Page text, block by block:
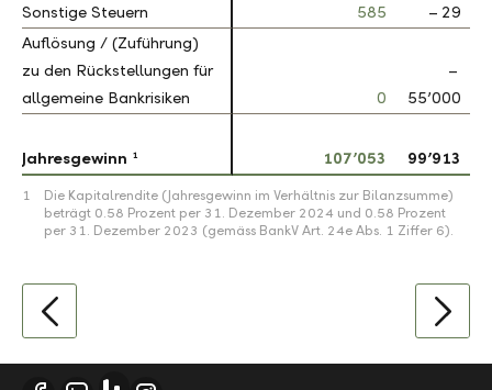
Sonstige Steuern
585
– 29
Auflösung / (Zuführung)
zu den Rückstellungen für
allgemeine Bankrisiken
0
–
55’000
Jahresgewinn 1 107’053 99’913
Sonstige Steuern
Auflösung / (Zuführung)
zu den Rückstellungen für
allgemeine Bankrisiken
Jahresgewinn 1
1
Die Kapitalrendite (Jahresgewinn im Verhältnis zur Bilanzsumme)
beträgt 0.58 Prozent per 31. Dezember 2024 und 0.58 Prozent
per 31. Dezember 2023 (gemäss BankV Art. 24e Abs. 1 Ziffer 6).